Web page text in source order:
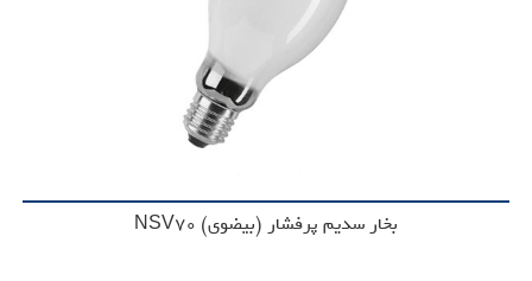
بخار سدیم پرفشار (بیضوی)‌ NSV70